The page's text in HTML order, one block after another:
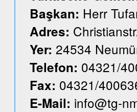
Başkan: Herr
Adres:
Yer: 24534
Telefon: 04321/
Fax: 04321/
E-Mail: info@tg-